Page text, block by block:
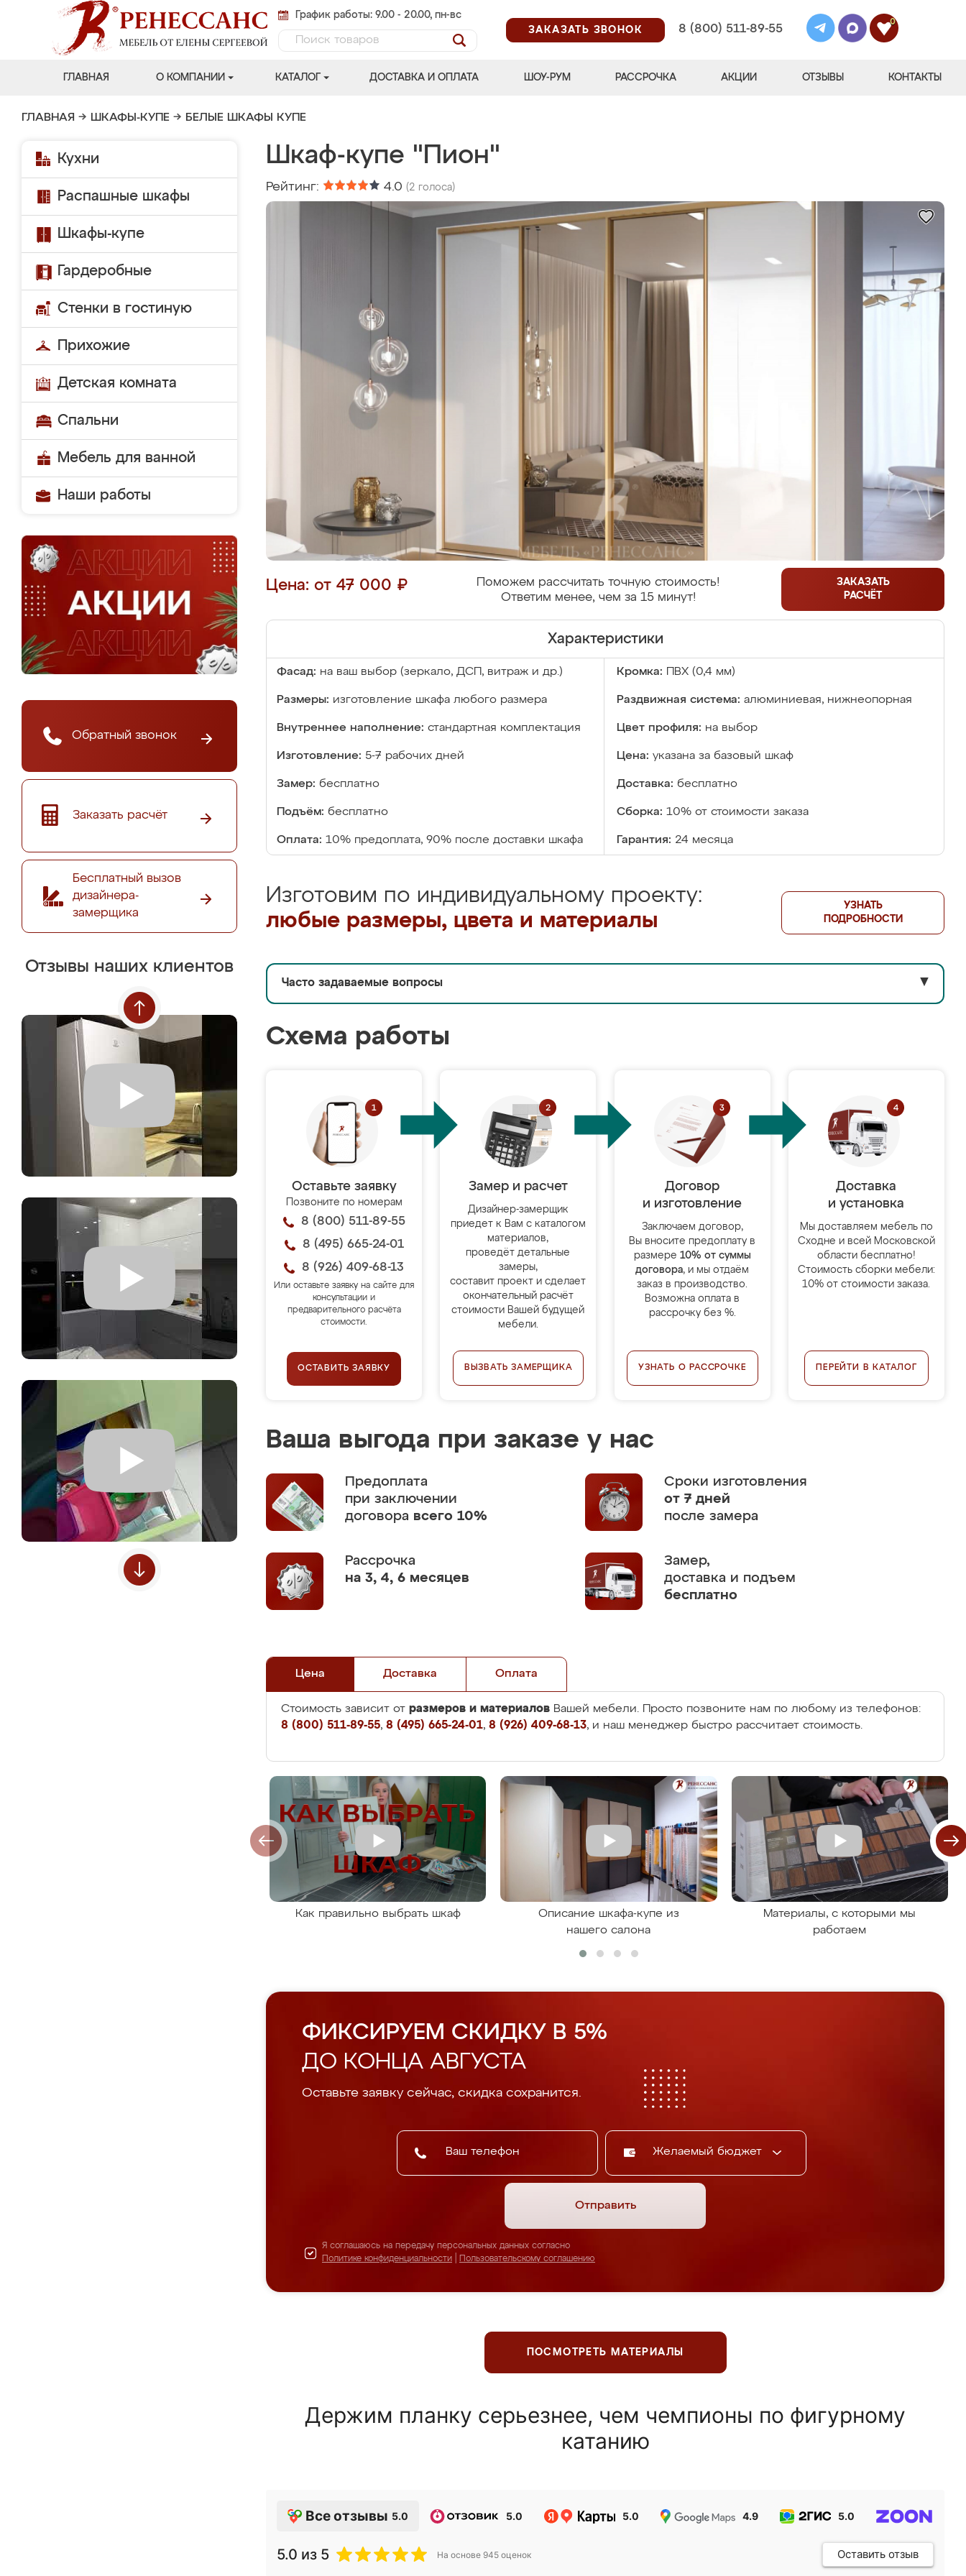
График работы: 9.00 - 20.00, пн-вс
ЗАКАЗАТЬ ЗВОНОК
8 (800) 511-89-55
0
ГЛАВНАЯ О КОМПАНИИ КАТАЛОГ ДОСТАВКА И ОПЛАТА ШОУ-РУМ РАССРОЧКА АКЦИИ ОТЗЫВЫ КОНТАКТЫ
ГЛАВНАЯ → ШКАФЫ-КУПЕ → БЕЛЫЕ ШКАФЫ КУПЕ
Кухни
Распашные шкафы
Шкафы-купе
Гардеробные
Стенки в гостиную
Прихожие
Детская комната
Спальни
Мебель для ванной
Наши работы
Обратный звонок
Заказать расчёт
Бесплатный вызов
дизайнера-
замерщика
Отзывы наших клиентов
Шкаф-купе "Пион"
Рейтинг: 4.0 (2 голоса)
Цена: от 47 000 ₽
Поможем рассчитать точную стоимость!
Ответим менее, чем за 15 минут!
ЗАКАЗАТЬ
РАСЧЁТ
Характеристики
Фасад: на ваш выбор (зеркало, ДСП, витраж и др.) Кромка: ПВХ (0,4 мм)
Размеры: изготовление шкафа любого размера Раздвижная система: алюминиевая, нижнеопорная
Внутреннее наполнение: стандартная комплектация Цвет профиля: на выбор
Изготовление: 5-7 рабочих дней Цена: указана за базовый шкаф
Замер: бесплатно Доставка: бесплатно
Подъём: бесплатно Сборка: 10% от стоимости заказа
Оплата: 10% предоплата, 90% после доставки шкафа Гарантия: 24 месяца
Изготовим по индивидуальному проекту:
любые размеры, цвета и материалы
УЗНАТЬ
ПОДРОБНОСТИ
Часто задаваемые вопросы ▼
Схема работы
Оставьте заявку
Позвоните по номерам
8 (800) 511-89-55
8 (495) 665-24-01
8 (926) 409-68-13
Или оставьте заявку на сайте для
консультации и
предварительного расчёта
стоимости.
ОСТАВИТЬ ЗАЯВКУ
Замер и расчет
Дизайнер-замерщик
приедет к Вам с каталогом
материалов,
проведёт детальные
замеры,
составит проект и сделает
окончательный расчёт
стоимости Вашей будущей
мебели.
ВЫЗВАТЬ ЗАМЕРЩИКА
Договор
и изготовление
Заключаем договор,
Вы вносите предоплату в
размере 10% от суммы
договора, и мы отдаём
заказ в производство.
Возможна оплата в
рассрочку без %.
УЗНАТЬ О РАССРОЧКЕ
Доставка
и установка
Мы доставляем мебель по
Сходне и всей Московской
области бесплатно!
Стоимость сборки мебели:
10% от стоимости заказа.
ПЕРЕЙТИ В КАТАЛОГ
Ваша выгода при заказе у нас
Предоплата
при заключении
договора всего 10%
Сроки изготовления
от 7 дней
после замера
Рассрочка
на 3, 4, 6 месяцев
Замер,
доставка и подъем
бесплатно
Цена Доставка Оплата
Стоимость зависит от размеров и материалов Вашей мебели. Просто позвоните нам по любому из телефонов:
8 (800) 511-89-55, 8 (495) 665-24-01, 8 (926) 409-68-13, и наш менеджер быстро рассчитает стоимость.
Как правильно выбрать шкаф
Описание шкафа-купе из
нашего салона
Материалы, с которыми мы
работаем
ФИКСИРУЕМ СКИДКУ В 5%
ДО КОНЦА АВГУСТА
Оставьте заявку сейчас, скидка сохранится.
Желаемый бюджет
Отправить
Я соглашаюсь на передачу персональных данных согласно
Политике конфиденциальности
Пользовательскому соглашению
ПОСМОТРЕТЬ МАТЕРИАЛЫ
Держим планку серьезнее, чем чемпионы по фигурному
катанию
Все отзывы 5.0 5.0 5.0 4.9 5.0
5.0 из 5 На основе 945 оценок Оставить отзыв